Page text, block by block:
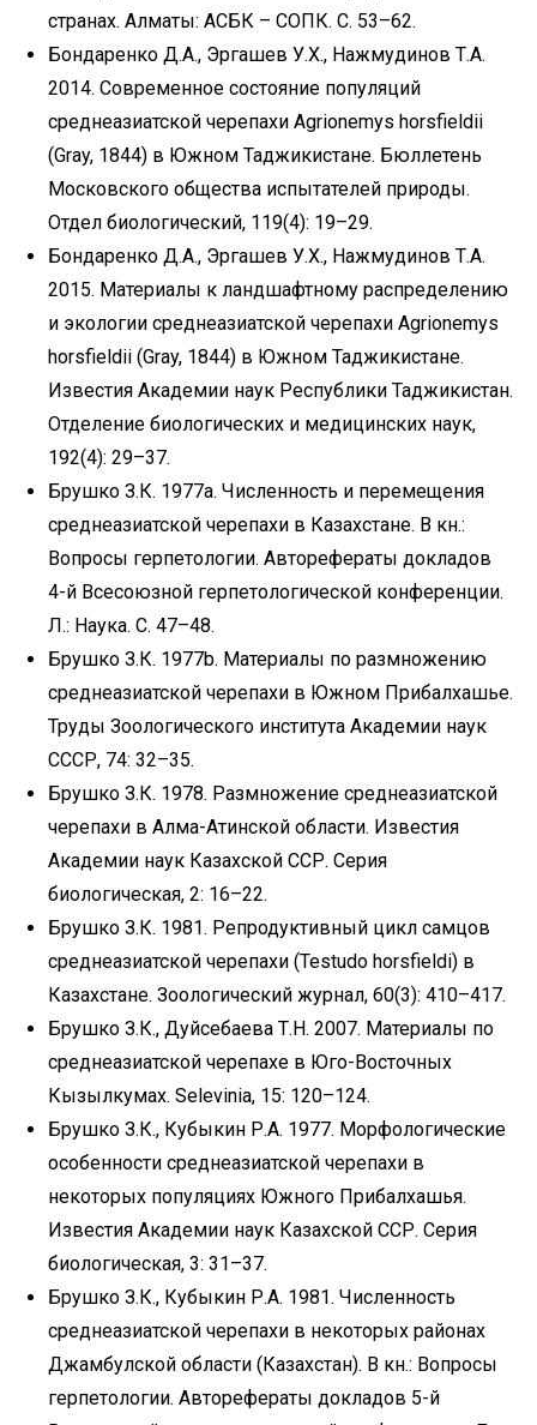
странах. Алматы: АСБК – СОПК. С. 53–62.
Бондаренко Д.А., Эргашев У.Х., Нажмудинов Т.А.
2014. Современное состояние популяций
среднеазиатской черепахи Agrionemys horsfieldii
(Gray, 1844) в Южном Таджикистане. Бюллетень
Московского общества испытателей природы.
Отдел биологический, 119(4): 19–29.
Бондаренко Д.А., Эргашев У.Х., Нажмудинов Т.А.
2015. Материалы к ландшафтному распределению
и экологии среднеазиатской черепахи Аgrionemys
horsfieldii (Gray, 1844) в Южном Таджикистане.
Известия Академии наук Республики Таджикистан.
Отделение биологических и медицинских наук,
192(4): 29–37.
Брушко З.К. 1977a. Численность и перемещения
среднеазиатской черепахи в Казахстане. В кн.:
Вопросы герпетологии. Авторефераты докладов
4-й Всесоюзной герпетологической конференции.
Л.: Наука. С. 47–48.
Брушко З.К. 1977b. Материалы по размножению
среднеазиатской черепахи в Южном Прибалхашье.
Труды Зоологического института Академии наук
СССР, 74: 32–35.
Брушко З.К. 1978. Размножение среднеазиатской
черепахи в Алма-Атинской области. Известия
Академии наук Казахской ССР. Серия
биологическая, 2: 16–22.
Брушко З.К. 1981. Репродуктивный цикл самцов
среднеазиатской черепахи (Testudo horsfieldi) в
Казахстане. Зоологический журнал, 60(3): 410–417.
Брушко З.К., Дуйсебаева Т.Н. 2007. Материалы по
среднеазиатской черепахе в Юго-Восточных
Кызылкумах. Selevinia, 15: 120–124.
Брушко З.К., Кубыкин Р.А. 1977. Морфологические
особенности среднеазиатской черепахи в
некоторых популяциях Южного Прибалхашья.
Известия Академии наук Казахской ССР. Серия
биологическая, 3: 31–37.
Брушко З.К., Кубыкин Р.А. 1981. Численность
среднеазиатской черепахи в некоторых районах
Джамбулской области (Казахстан). В кн.: Вопросы
герпетологии. Авторефераты докладов 5-й